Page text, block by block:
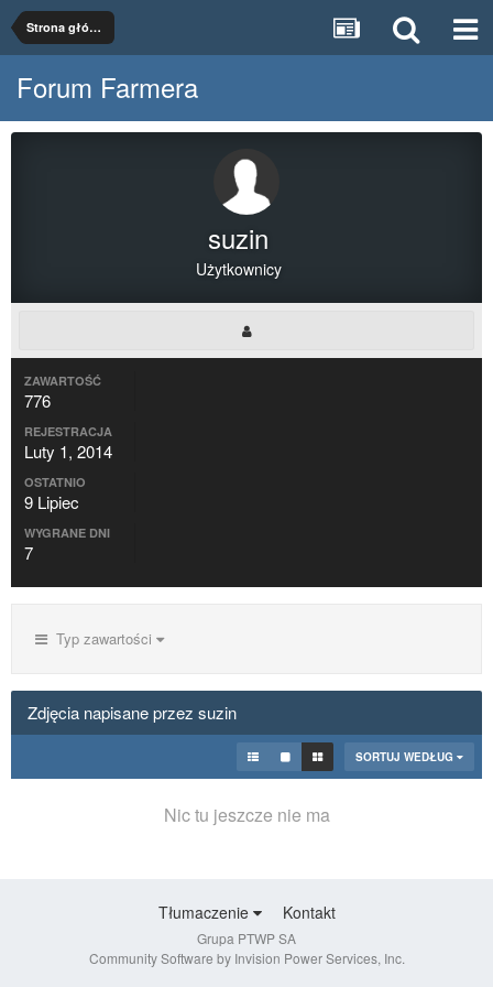
Strona główna
Forum Farmera
suzin
Użytkownicy
ZAWARTOŚĆ
776
REJESTRACJA
Luty 1, 2014
OSTATNIO
9 Lipiec
WYGRANE DNI
7
Typ zawartości
Zdjęcia napisane przez suzin
SORTUJ WEDŁUG
Nic tu jeszcze nie ma
Tłumaczenie Kontakt
Grupa PTWP SA
Community Software by Invision Power Services, Inc.